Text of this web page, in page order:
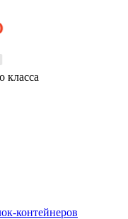
класса
контейнеров